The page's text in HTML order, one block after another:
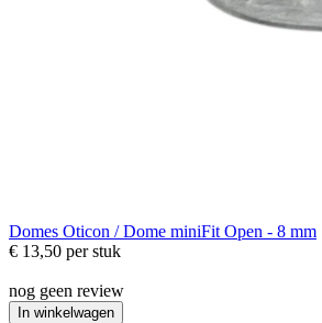
Domes Oticon / Dome miniFit Open - 8 mm
€ 13,50 per stuk
nog geen review
In winkelwagen